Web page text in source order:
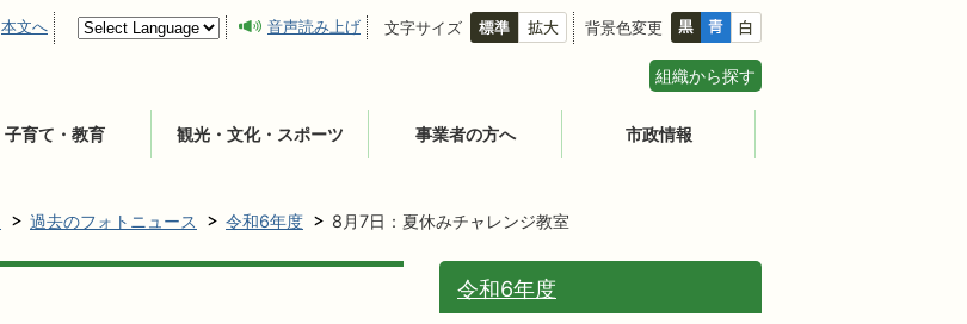
本文へ 音声読み上げ 文字サイズ 背景色変更
組織から探す
子育て・教育 観光・文化・スポーツ 事業者の方へ 市政情報
過去のフォトニュース 令和6年度 8月7日：夏休みチャレンジ教室
令和6年度